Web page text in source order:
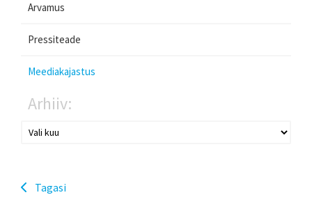
Arvamus
Pressiteade
Meediakajastus
Arhiiv:
Tagasi